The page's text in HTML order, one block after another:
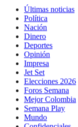
Últimas noticias
Política
Nación
Dinero
Deportes
Opinión
Impresa
Jet Set
Elecciones 2026
Foros Semana
Mejor Colombia
Semana Play
Mundo